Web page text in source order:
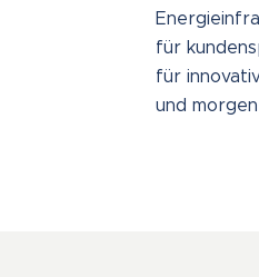
für
für
und